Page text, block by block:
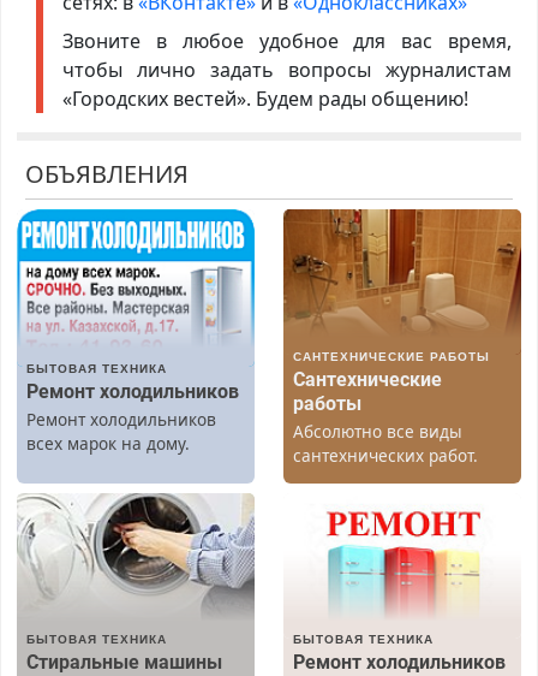
Звоните в любое удобное для вас время,
чтобы лично задать вопросы журналистам
«Городских вестей». Будем рады общению!
ОБЪЯВЛЕНИЯ
БЫТОВАЯ ТЕХНИКА
Ремонт холодильников
Ремонт холодильников
всех марок на дому.
САНТЕХНИЧЕСКИЕ РАБОТЫ
Сантехнические
работы
Абсолютно все виды
сантехнических работ.
Быстро. Качественно.
БЫТОВАЯ ТЕХНИКА
Стиральные машины
БЫТОВАЯ ТЕХНИКА
Ремонт холодильников